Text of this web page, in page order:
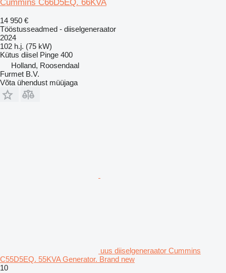
Cummins C66D5EQ. 66KVA
14 950 €
Tööstusseadmed - diiselgeneraator
2024
102 h.j. (75 kW)
Kütus diisel Pinge 400
Holland, Roosendaal
Furmet B.V.
Võta ühendust müüjaga
uus diiselgeneraator Cummins
C55D5EQ. 55KVA Generator. Brand new
10